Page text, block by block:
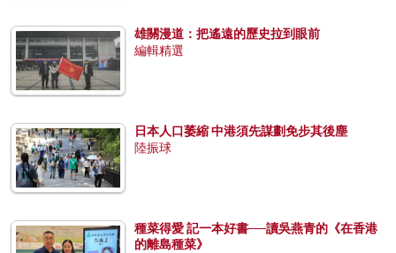
雄關漫道：把遙遠的歷史拉到眼前
編輯精選
日本人口萎縮 中港須先謀劃免步其後塵
陸振球
種菜得愛 記一本好書──讀吳燕青的《在香港
的離島種菜》